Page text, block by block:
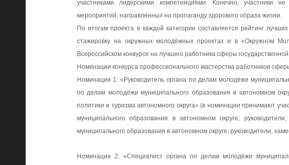
участниками лидерскими компетенциями. Конечно, участники
мероприятий, направленных на пропаганду здорового образа жизни.
По итогам проекта в каждой категории составляется рейтинг
стажировку на окружных молодёжных проектах и в «Окружном
Всероссийском конкурсе на лучшего работника сферы
Номинации конкурса профессионального мастерства работников
Номинация 1: «Руководитель органа по делам молодёжи
по делам молодёжи муниципального образования в автономном
политики и туризма автономного округа» (в номинации принимают
муниципального образования в автономном округе;
муниципального образования в автономном округе; руководители,
Номинация 2: «Специалист органа по делам молодёжи